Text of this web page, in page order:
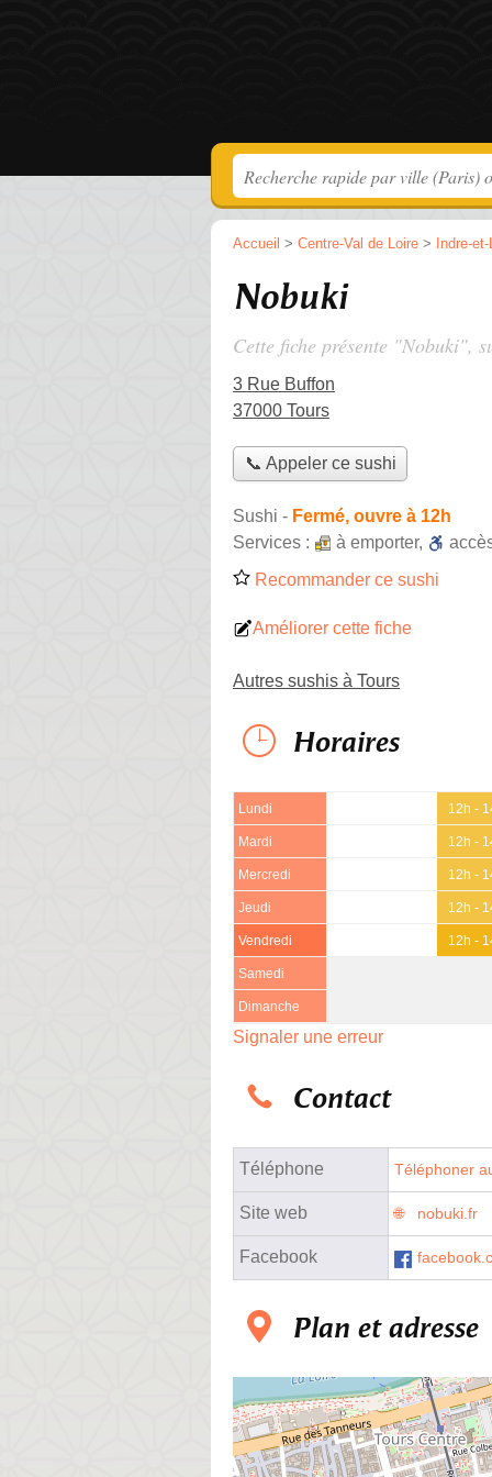
Accueil > Centre-Val de Loire > Indre-
Nobuki
Cette fiche présente "Nobuki",
3 Rue Buffon
37000 Tours
📞 Appeler ce sushi
Sushi - Fermé, ouvre à 12h
Services :
à emporter,
Recommander ce sushi
Améliorer cette fiche
Autres sushis à Tours
Horaires
Lundi 12h -
Mardi 12h -
Mercredi 12h -
Jeudi 12h -
Vendredi 12h -
Samedi
Dimanche
Signaler une erreur
Contact
Téléphone Téléphoner
Site web nobuki.fr
Facebook
Plan et adresse